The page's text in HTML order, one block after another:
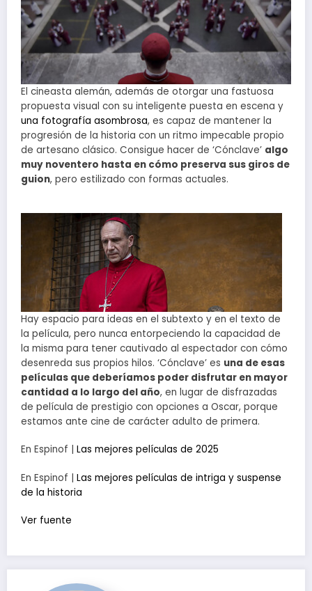
El cineasta alemán, además de otorgar una fastuosa
propuesta visual con su inteligente puesta en escena y
una fotografía asombrosa, es capaz de mantener la
progresión de la historia con un ritmo impecable propio
de artesano clásico. Consigue hacer de ‘Cónclave’ algo
muy noventero hasta en cómo preserva sus giros de
guion, pero estilizado con formas actuales.
Hay espacio para ideas en el subtexto y en el texto de
la película, pero nunca entorpeciendo la capacidad de
la misma para tener cautivado al espectador con cómo
desenreda sus propios hilos. ‘Cónclave’ es una de esas
películas que deberíamos poder disfrutar en mayor
cantidad a lo largo del año, en lugar de disfrazadas
de película de prestigio con opciones a Oscar, porque
estamos ante cine de carácter adulto de primera.
En Espinof | Las mejores películas de 2025
En Espinof | Las mejores películas de intriga y suspense
de la historia
Ver fuente